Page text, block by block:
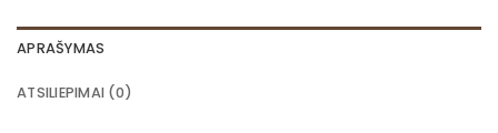
APRAŠYMAS
ATSILIEPIMAI (0)